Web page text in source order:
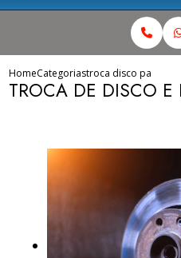
HomeCategoriastroca disco pastilha
TROCA DE DISCO E